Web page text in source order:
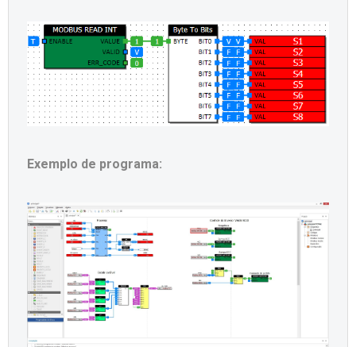
Exemplo de programa: